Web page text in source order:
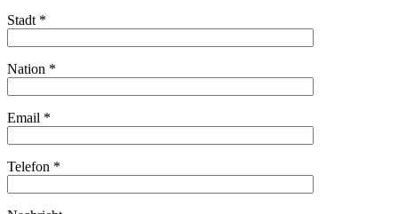
Stadt *
Nation *
Email *
Telefon *